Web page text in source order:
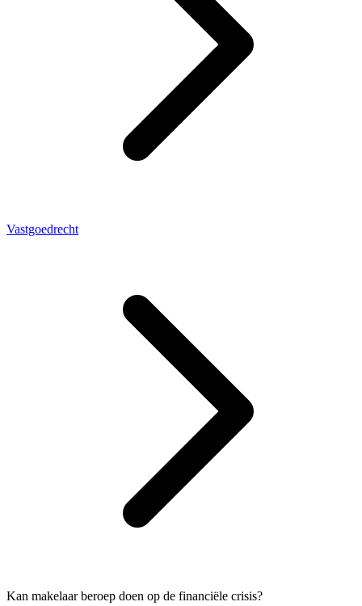
Vastgoedrecht
Kan makelaar beroep doen op de financiële crisis?